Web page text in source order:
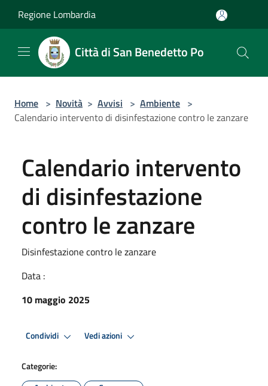
Regione Lombardia
Città di San Benedetto Po
Home > Novità > Avvisi > Ambiente >
Calendario intervento di disinfestazione contro le zanzare
Calendario intervento
di disinfestazione
contro le zanzare
Disinfestazione contro le zanzare
Data :
10 maggio 2025
Condividi Vedi azioni
Categorie: